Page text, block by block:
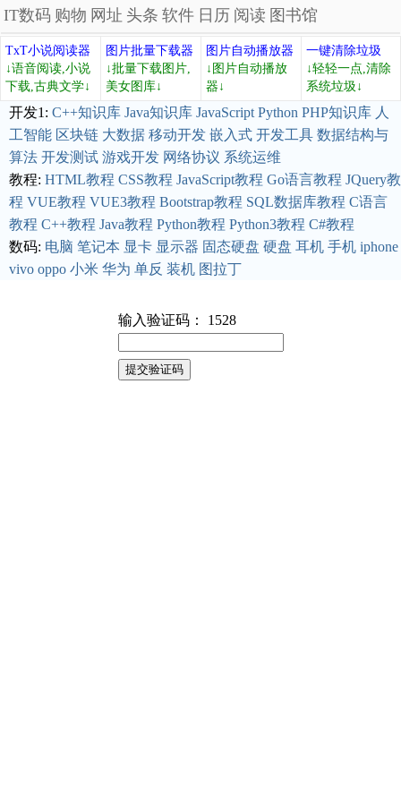
IT数码 购物 网址 头条 软件 日历 阅读 图书馆
TxT小说阅读器
↓语音阅读,小说
下载,古典文学↓
图片批量下载器
↓批量下载图片,
美女图库↓
图片自动播放器
↓图片自动播放
器↓
一键清除垃圾
↓轻轻一点,清除
系统垃圾↓
开发1: C++知识库 Java知识库 JavaScript Python PHP知识库 人
工智能 区块链 大数据 移动开发 嵌入式 开发工具 数据结构与
算法 开发测试 游戏开发 网络协议 系统运维
教程: HTML教程 CSS教程 JavaScript教程 Go语言教程 JQuery教
程 VUE教程 VUE3教程 Bootstrap教程 SQL数据库教程 C语言
教程 C++教程 Java教程 Python教程 Python3教程 C#教程
数码: 电脑 笔记本 显卡 显示器 固态硬盘 硬盘 耳机 手机 iphone
vivo oppo 小米 华为 单反 装机 图拉丁
输入验证码： 1528